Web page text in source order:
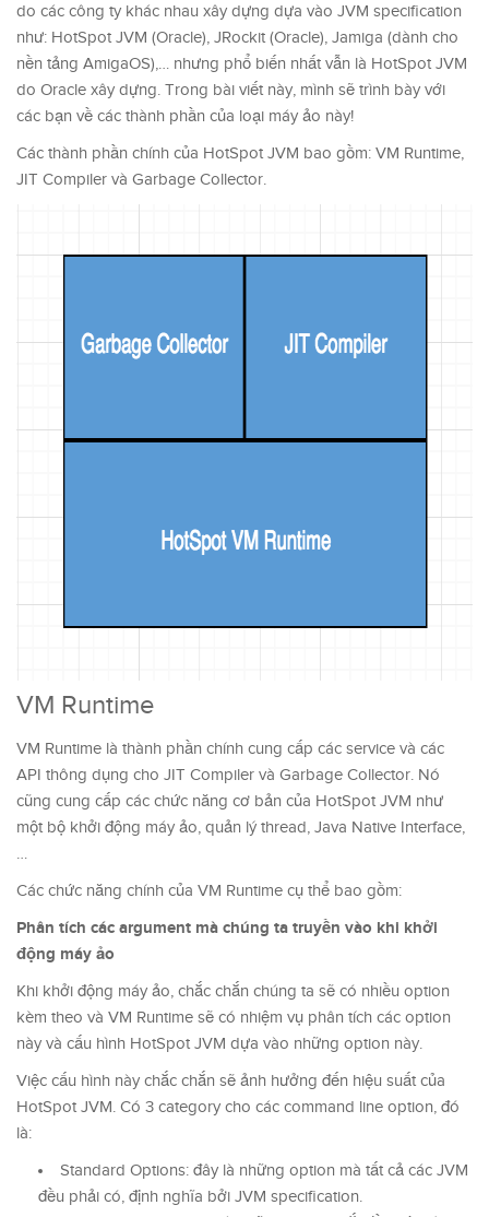
do các công ty khác nhau xây dựng dựa vào JVM specification
như: HotSpot JVM (Oracle), JRockit (Oracle), Jamiga (dành cho
nền tảng AmigaOS),… nhưng phổ biến nhất vẫn là HotSpot JVM
do Oracle xây dựng. Trong bài viết này, mình sẽ trình bày với
các bạn về các thành phần của loại máy ảo này!
Các thành phần chính của HotSpot JVM bao gồm: VM Runtime,
JIT Compiler và Garbage Collector.
VM Runtime
VM Runtime là thành phần chính cung cấp các service và các
API thông dụng cho JIT Compiler và Garbage Collector. Nó
cũng cung cấp các chức năng cơ bản của HotSpot JVM như
một bộ khởi động máy ảo, quản lý thread, Java Native Interface,
…
Các chức năng chính của VM Runtime cụ thể bao gồm:
Phân tích các argument mà chúng ta truyền vào khi khởi
động máy ảo
Khi khởi động máy ảo, chắc chắn chúng ta sẽ có nhiều option
kèm theo và VM Runtime sẽ có nhiệm vụ phân tích các option
này và cấu hình HotSpot JVM dựa vào những option này.
Việc cấu hình này chắc chắn sẽ ảnh hưởng đến hiệu suất của
HotSpot JVM. Có 3 category cho các command line option, đó
là:
Standard Options: đây là những option mà tất cả các JVM
đều phải có, định nghĩa bởi JVM specification.